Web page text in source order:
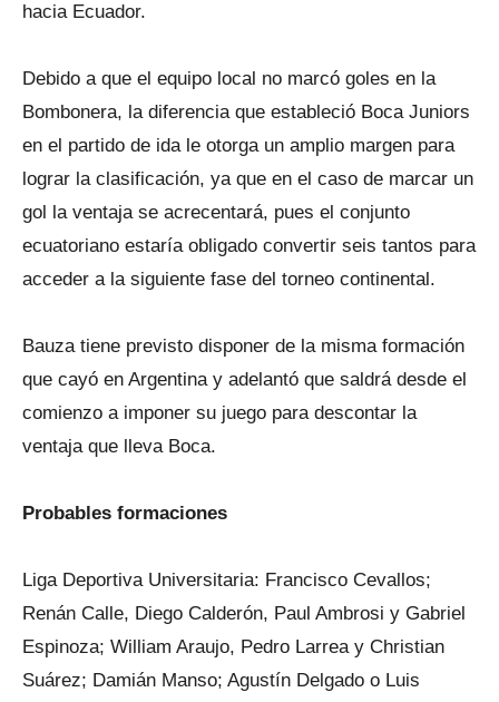
hacia Ecuador.
Debido a que el equipo local no marcó goles en la
Bombonera, la diferencia que estableció Boca Juniors
en el partido de ida le otorga un amplio margen para
lograr la clasificación, ya que en el caso de marcar un
gol la ventaja se acrecentará, pues el conjunto
ecuatoriano estaría obligado convertir seis tantos para
acceder a la siguiente fase del torneo continental.
Bauza tiene previsto disponer de la misma formación
que cayó en Argentina y adelantó que saldrá desde el
comienzo a imponer su juego para descontar la
ventaja que lleva Boca.
Probables formaciones
Liga Deportiva Universitaria: Francisco Cevallos;
Renán Calle, Diego Calderón, Paul Ambrosi y Gabriel
Espinoza; William Araujo, Pedro Larrea y Christian
Suárez; Damián Manso; Agustín Delgado o Luis